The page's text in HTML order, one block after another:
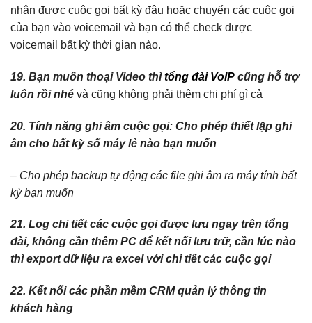
nhận được cuộc gọi bất kỳ đâu hoặc chuyển các cuộc gọi
của bạn vào voicemail và bạn có thể check được
voicemail bất kỳ thời gian nào.
19. Bạn muốn thoại Video thì tổng đài VoIP cũng hỗ trợ
luôn rồi nhé và cũng không phải thêm chi phí gì cả
20. Tính năng ghi âm cuộc gọi: Cho phép thiết lập ghi
âm cho bất kỳ số máy lẻ nào bạn muốn
– Cho phép backup tự động các file ghi âm ra máy tính bất
kỳ bạn muốn
21. Log chi tiết các cuộc gọi được lưu ngay trên tổng
đài, không cần thêm PC để kết nối lưu trữ, cần lúc nào
thì export dữ liệu ra excel với chi tiết các cuộc gọi
22. Kết nối các phần mềm CRM quản lý thông tin
khách hàng